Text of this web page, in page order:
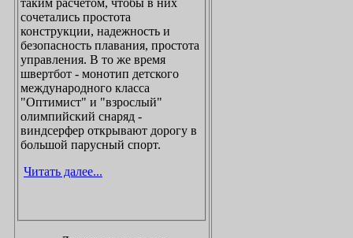
сочетались простота
конструкции, надежность и
безопасность плавания, простота
управления. В то же время
швертбот - монотип детского
международного класса
"Оптимист" и "взрослый"
олимпийский снаряд -
виндсерфер открывают дорогу в
большой парусный спорт.
Читать далее...